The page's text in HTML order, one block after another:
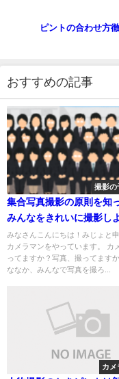
ピントの合わせ方
おすすめの記事
撮影の
集合写真撮影の原則を知
みんなをきれいに撮影し
みなさんこんにちは！みじょと申
カメラマンをやっています。 カ
ってますか？写真、撮ってます
ななか、みんなで写真を撮ろ...
カメ